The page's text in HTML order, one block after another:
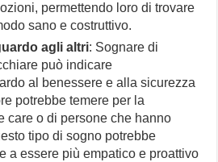
permettendo loro di trovare
sano e costruttivo.
agli altri: Sognare di
può indicare
al benessere e alla sicurezza
potrebbe temere per la
care o di persone che hanno
tipo di sogno potrebbe
a essere più empatico e proattivo